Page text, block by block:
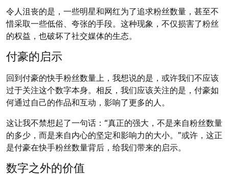
令人沮丧的是，一些明星和网红为了追求粉丝数量，甚至不
惜采取一些低俗、夸张的手段。这种现象，不仅损害了粉丝
的权益，也破坏了社交媒体的生态。
付豪的启示
回到付豪的快手粉丝数量上，我想说的是，或许我们不应该
过于关注这个数字本身。相反，我们应该关注的是，付豪如
何通过自己的作品和互动，影响了更多的人。
这让我不禁想起了一句话：“真正的强大，不是来自粉丝数量
的多少，而是来自内心的坚定和影响力的大小。”或许，这正
是付豪在快手粉丝数量背后，给我们带来的启示。
数字之外的价值